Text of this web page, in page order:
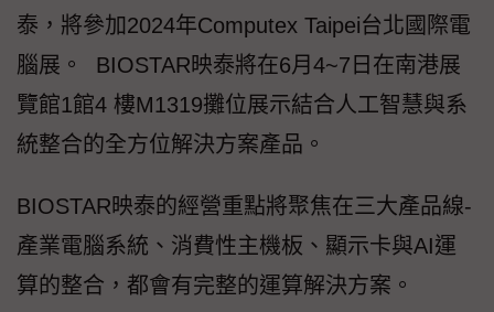
泰，將參加2024年Computex Taipei台北國際電
腦展。 BIOSTAR映泰將在6月4~7日在南港展
覽館1館4 樓M1319攤位展示結合人工智慧與系
統整合的全方位解決方案產品。
BIOSTAR映泰的經營重點將聚焦在三大產品線-
產業電腦系統、消費性主機板、顯示卡與AI運
算的整合，都會有完整的運算解決方案。